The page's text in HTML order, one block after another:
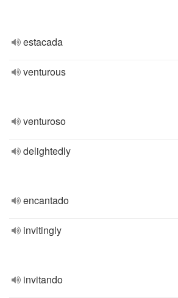
estacada
venturous
venturoso
delightedly
encantado
invitingly
invitando